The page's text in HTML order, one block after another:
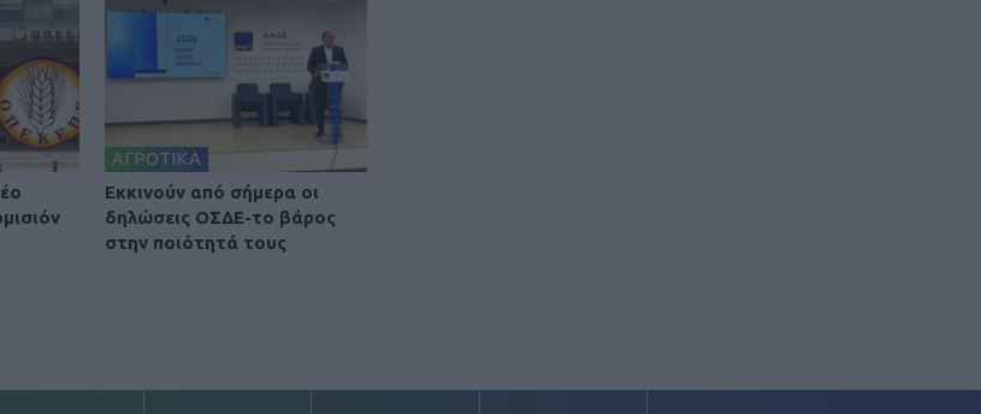
ΑΓΡΟΤΙΚΑ
Εκκινούν από σήμερα οι
δηλώσεις ΟΣΔΕ-το βάρος
στην ποιότητά τους